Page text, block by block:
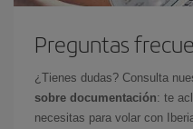
Preguntas
¿Tienes dudas? Consulta
sobre documentación: te
necesitas para volar con